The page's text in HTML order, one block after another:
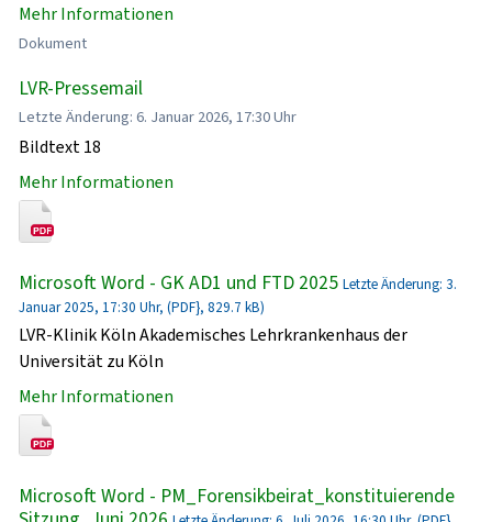
Mehr Informationen
Dokument
LVR-Pressemail
Letzte Änderung: 6. Januar 2026, 17:30 Uhr
Bildtext 18
Mehr Informationen
Microsoft Word - GK AD1 und FTD 2025 Letzte Änderung: 3.
Januar 2025, 17:30 Uhr, (PDF}, 829.7 kB)
LVR-Klinik Köln Akademisches Lehrkrankenhaus der
Universität zu Köln
Mehr Informationen
Microsoft Word - PM_Forensikbeirat_konstituierende